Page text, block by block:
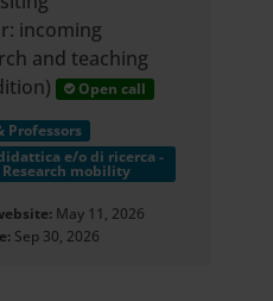
personali e
nella
. Puoi modificare
in
dalla
incoming
and teaching
Open call
Professors
e/o di ricerca -
mobility
May 11, 2026
Sep 30, 2026